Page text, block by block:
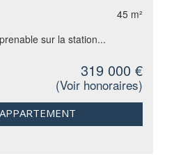
45 m²
sur la station...
319 000 €
(Voir honoraires)